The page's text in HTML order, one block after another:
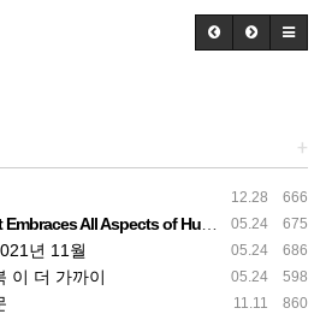
+
12.28 666
05.24 675
All Aspects of Human Life
05.24 686
년 11월
05.24 598
이 더 가까이
11.11 860